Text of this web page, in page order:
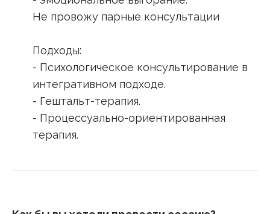
Не провожу парные консультации
Подходы:
- Психологическое консультирование в
интегративном подходе.
- Гештальт-терапия.
- Процессуально-ориентированная
терапия.